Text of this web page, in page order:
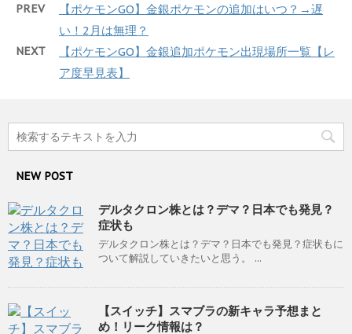
PREV
【ポケモンGO】金銀ポケモンの追加はいつ？→遅
い！2月は無理？
NEXT
【ポケモンGO】金銀追加ポケモン出現場所一覧【レ
ア度早見表】
NEW POST
デルタクロン株とは？デマ？日本でも発見？
症状も
デルタクロン株とは？デマ？日本でも発見？症状もに
ついて解説していきたいと思う。 ...
【スイッチ】スマブラの新キャラ予想まと
め！リーク情報は？